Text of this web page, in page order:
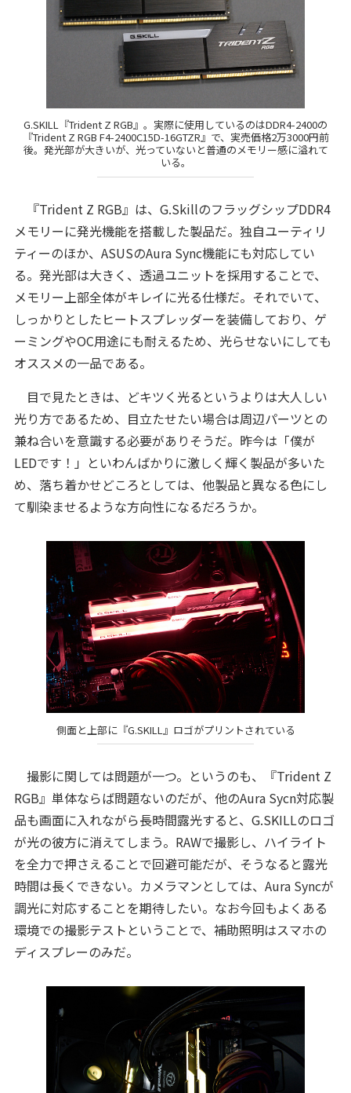
G.SKILL『Trident Z RGB』。実際に使用しているのはDDR4-2400の
『Trident Z RGB F4-2400C15D-16GTZR』で、実売価格2万3000円前
後。発光部が大きいが、光っていないと普通のメモリー感に溢れて
いる。
『Trident Z RGB』は、G.SkillのフラッグシップDDR4
メモリーに発光機能を搭載した製品だ。独自ユーティリ
ティーのほか、ASUSのAura Sync機能にも対応してい
る。発光部は大きく、透過ユニットを採用することで、
メモリー上部全体がキレイに光る仕様だ。それでいて、
しっかりとしたヒートスプレッダーを装備しており、ゲ
ーミングやOC用途にも耐えるため、光らせないにしても
オススメの一品である。
目で見たときは、どキツく光るというよりは大人しい
光り方であるため、目立たせたい場合は周辺パーツとの
兼ね合いを意識する必要がありそうだ。昨今は「僕が
LEDです！」といわんばかりに激しく輝く製品が多いた
め、落ち着かせどころとしては、他製品と異なる色にし
て馴染ませるような方向性になるだろうか。
側面と上部に『G.SKILL』ロゴがプリントされている
撮影に関しては問題が一つ。というのも、『Trident Z
RGB』単体ならば問題ないのだが、他のAura Sycn対応製
品も画面に入れながら長時間露光すると、G.SKILLのロゴ
が光の彼方に消えてしまう。RAWで撮影し、ハイライト
を全力で押さえることで回避可能だが、そうなると露光
時間は長くできない。カメラマンとしては、Aura Syncが
調光に対応することを期待したい。なお今回もよくある
環境での撮影テストということで、補助照明はスマホの
ディスプレーのみだ。